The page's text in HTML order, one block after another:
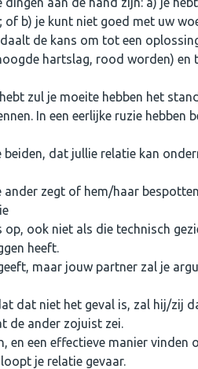
b) je kunt niet goed met uw
de kans om tot een
hartslag, rood worden)
zul je moeite hebben het
In een eerlijke ruzie hebben
dat jullie relatie kan
zegt of hem/haar
ook niet als die technisch
heeft.
maar jouw partner zal je
dat niet het geval is, zal hij/zij
de ander zojuist zei.
en een effectieve manier vinden
je relatie gevaar.